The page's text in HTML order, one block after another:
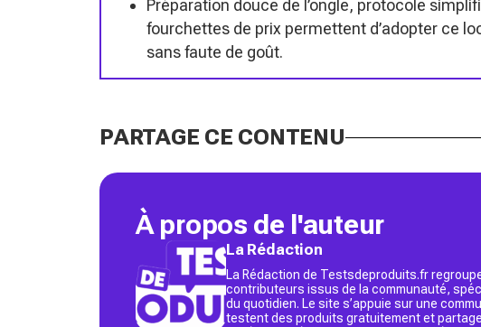
Préparation douce de l’ongle, protocole
fourchettes de prix permettent d’adopter ce
sans faute de goût.
PARTAGE CE CONTENU
À propos de l'auteur
La Rédaction
La Rédaction de Testsdeproduits.fr
contributeurs issus de la communauté,
du quotidien. Le site s’appuie sur une
testent des produits gratuitement et